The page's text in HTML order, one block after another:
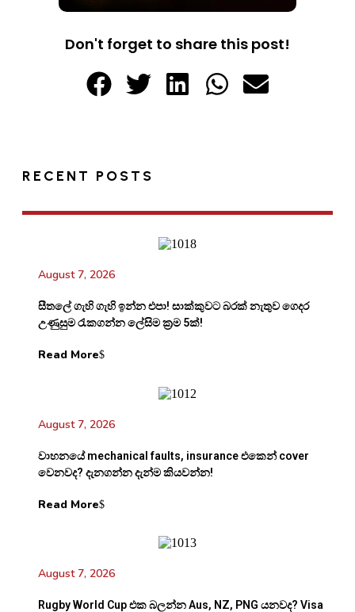
Don't forget to share this post!
RECENT POSTS
August 7, 2026
සීතලේ ගැහි ගැහි ඉන්න එපා! සාක්කුවට බරක් නැතුව ගෙදර
උණුසුම රැකගන්න ලේසිම ක්‍රම 5ක්!
Read More
August 7, 2026
වාහනයේ mechanical faults, insurance එකෙන් cover
වෙනවද? දැනගන්න දැන්ම කියවන්න!
Read More
August 7, 2026
Rugby World Cup එක බලන්න Aus, NZ, PNG යනවද? Visa